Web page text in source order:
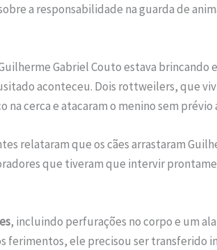
a responsabilidade na guarda de
Gabriel Couto estava brincando
aconteceu. Dois rottweilers, que
na cerca e atacaram o menino sem prévio
relataram que os cães arrastaram
que tiveram que intervir
, incluindo perfurações no corpo e um
ferimentos, ele precisou ser transferido